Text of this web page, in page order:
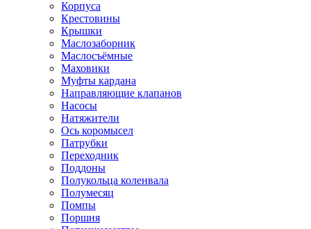
Корпуса
Крестовины
Крышки
Маслозаборник
Маслосъёмные
Маховики
Муфты кардана
Направляющие клапанов
Насосы
Натяжители
Ось коромысел
Патрубки
Переходник
Поддоны
Полукольца коленвала
Полумесяц
Помпы
Поршня